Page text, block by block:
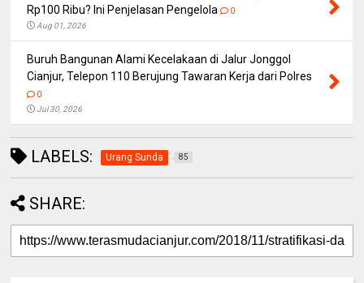
Rp100 Ribu? Ini Penjelasan Pengelola
0
Aug 01, 2026
Buruh Bangunan Alami Kecelakaan di Jalur Jonggol
Cianjur, Telepon 110 Berujung Tawaran Kerja dari Polres
0
Jul 30, 2026
LABELS: Urang Sunda 85
SHARE: